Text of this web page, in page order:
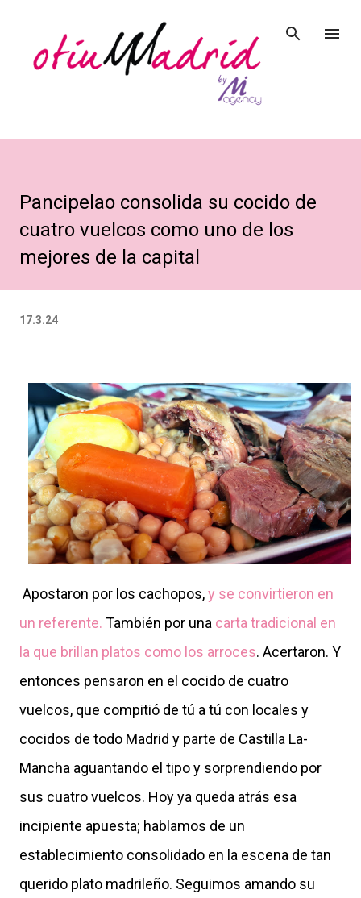
Ir al contenido principal
Pancipelao consolida su cocido de
cuatro vuelcos como uno de los
mejores de la capital
17.3.24
Apostaron por los cachopos,y se convirtieron en
un referente. También por una carta tradicional en
la que brillan platos como los arroces. Acertaron. Y
entonces pensaron en el cocido de cuatro
vuelcos, que compitió de tú a tú con locales y
cocidos de todo Madrid y parte de Castilla La-
Mancha aguantando el tipo y sorprendiendo por
sus cuatro vuelcos. Hoy ya queda atrás esa
incipiente apuesta; hablamos de un
establecimiento consolidado en la escena de tan
querido plato madrileño. Seguimos amando su